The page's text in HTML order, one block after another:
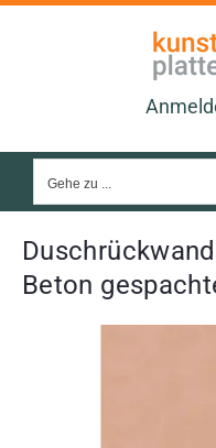
Gehe zu ...
Duschrückwand
Beton